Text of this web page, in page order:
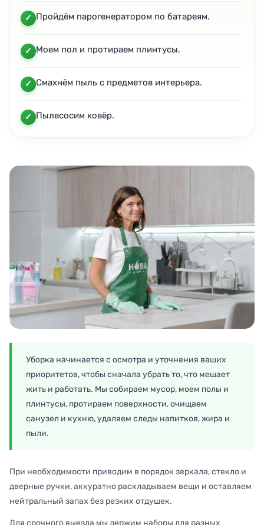
Пройдём парогенератором по батареям.
Моем пол и протираем плинтусы.
Смахнём пыль с предметов интерьера.
Пылесосим ковёр.
Уборка начинается с осмотра и уточнения ваших
приоритетов, чтобы сначала убрать то, что мешает
жить и работать. Мы собираем мусор, моем полы и
плинтусы, протираем поверхности, очищаем
санузел и кухню, удаляем следы напитков, жира и
пыли.
При необходимости приводим в порядок зеркала, стекло и
дверные ручки, аккуратно раскладываем вещи и оставляем
нейтральный запах без резких отдушек.
Для срочного выезда мы держим наборы для разных